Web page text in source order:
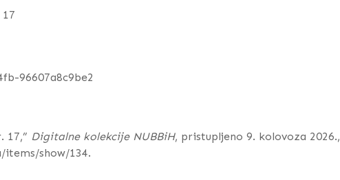
96607a8c9be2
17,” Digitalne kolekcije NUBBiH, pristupljeno 9. kolovoza 2026.,
items/show/134.